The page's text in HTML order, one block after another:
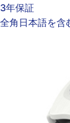
3年保証
全角日本語を含